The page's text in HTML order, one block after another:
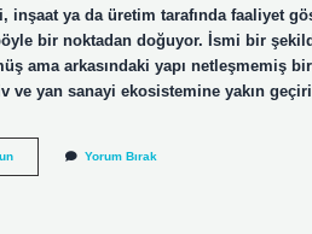
inşaat ya da üretim tarafında faaliyet
bir noktadan doğuyor. İsmi bir
ama arkasındaki yapı netleşmemiş
ve yan sanayi ekosistemine yakın
Kavuksan
kimin
Yorum Bırak